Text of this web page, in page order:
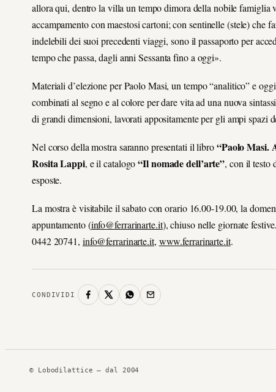
allora qui, dentro la villa un tempo dimora della nobile famiglia
accampamento con maestosi cartoni; con sentinelle (stele)
indelebili dei suoi precedenti viaggi, sono il passaporto per
tempo che passa, dagli anni Sessanta fino a oggi».
Materiali d’elezione per Paolo Masi, un tempo “analitico” e
combinati al segno e al colore per dare vita ad una nuova
di grandi dimensioni, lavorati appositamente per gli ampi spazi
Nel corso della mostra saranno presentati il libro“Paolo Masi.
Rosita Lappi, e il catalogo“Il nomade dell’arte”, con il testo
esposte.
La mostra è visitabile il sabato con orario 16.00-19.00, la
appuntamento (info@ferrarinarte.it), chiuso nelle giornate
0442 20741, info@ferrarinarte.it, www.ferrarinarte.it.
CONDIVIDI
© Lobodilattice — dal 2004